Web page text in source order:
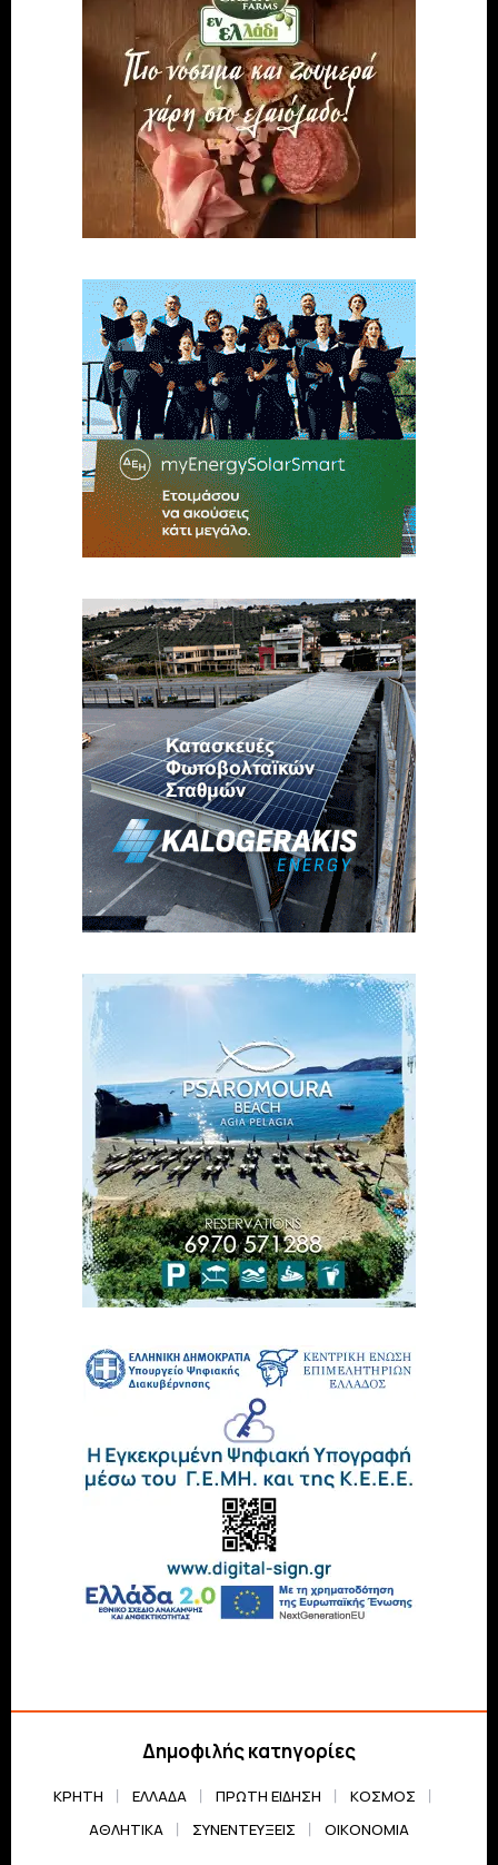
Δημοφιλής κατηγορίες
ΚΡΗΤΗ ΕΛΛΆΔΑ ΠΡΏΤΗ ΕΊΔΗΣΗ
ΚΌΣΜΟΣ
ΑΘΛΗΤΙΚΆ
ΣΥΝΕΝΤΕΎΞΕΙΣ ΟΙΚΟΝΟΜΊΑ